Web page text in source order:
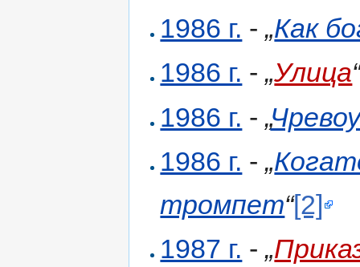
1986 г. -„Как
1986 г. -„Улица
1986 г. -„
1986 г. -„
тромпет“[2]
1987 г. -„